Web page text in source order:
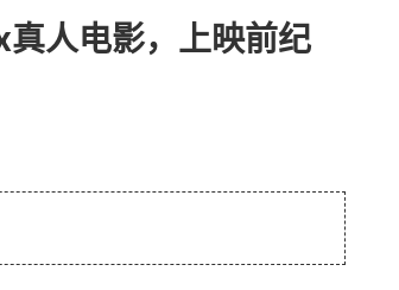
真人电影，上映前纪